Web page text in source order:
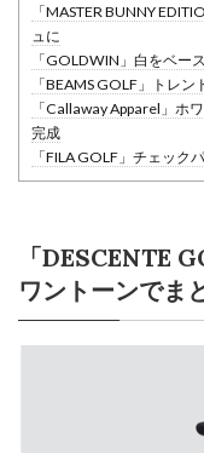
「MASTER BUNNY
ュに
「GOLDWIN」白をベー
「BEAMS GOLF」トレ
「Callaway Apparel」ホ
完成
「FILA GOLF」チェック
「DESCENTE
ワントーンでま